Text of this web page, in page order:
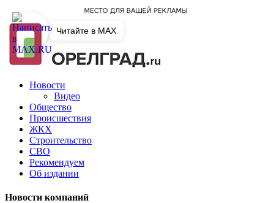
Новости
Видео
Общество
Происшествия
ЖКХ
Строительство
СВО
Рекомендуем
Об издании
Новости компаний
Читайте в MAX